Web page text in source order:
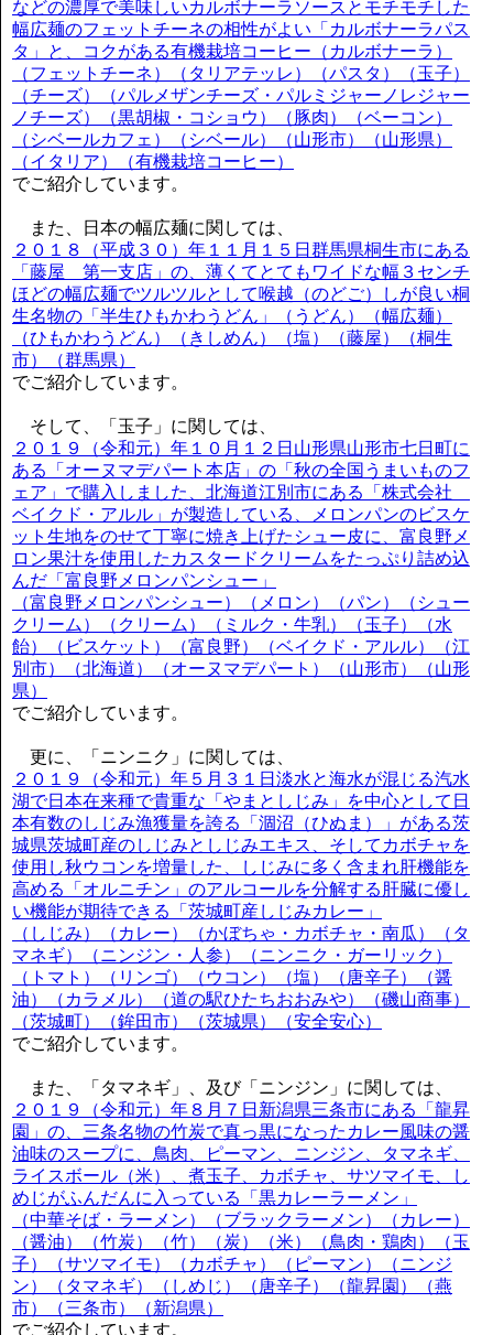
などの濃厚で美味しいカルボナーラソースとモチモチした
幅広麺のフェットチーネの相性がよい「カルボナーラパス
タ」と、コクがある有機栽培コーヒー（カルボナーラ）
（フェットチーネ）（タリアテッレ）（パスタ）（玉子）
（チーズ）（パルメザンチーズ・パルミジャーノレジャー
ノチーズ）（黒胡椒・コショウ）（豚肉）（ベーコン）
（シベールカフェ）（シベール）（山形市）（山形県）
（イタリア）（有機栽培コーヒー）
でご紹介しています。
また、日本の幅広麺に関しては、
２０１８（平成３０）年１１月１５日群馬県桐生市にある
「藤屋 第一支店」の、薄くてとてもワイドな幅３センチ
ほどの幅広麺でツルツルとして喉越（のどご）しが良い桐
生名物の「半生ひもかわうどん」（うどん）（幅広麺）
（ひもかわうどん）（きしめん）（塩）（藤屋）（桐生
市）（群馬県）
でご紹介しています。
そして、「玉子」に関しては、
２０１９（令和元）年１０月１２日山形県山形市七日町に
ある「オーヌマデパート本店」の「秋の全国うまいものフ
ェア」で購入しました、北海道江別市にある「株式会社
ベイクド・アルル」が製造している、メロンパンのビスケ
ット生地をのせて丁寧に焼き上げたシュー皮に、富良野メ
ロン果汁を使用したカスタードクリームをたっぷり詰め込
んだ「富良野メロンパンシュー」
（富良野メロンパンシュー）（メロン）（パン）（シュー
クリーム）（クリーム）（ミルク・牛乳）（玉子）（水
飴）（ビスケット）（富良野）（ベイクド・アルル）（江
別市）（北海道）（オーヌマデパート）（山形市）（山形
県）
でご紹介しています。
更に、「ニンニク」に関しては、
２０１９（令和元）年５月３１日淡水と海水が混じる汽水
湖で日本在来種で貴重な「やまとしじみ」を中心として日
本有数のしじみ漁獲量を誇る「涸沼（ひぬま）」がある茨
城県茨城町産のしじみとしじみエキス、そしてカボチャを
使用し秋ウコンを増量した、しじみに多く含まれ肝機能を
高める「オルニチン」のアルコールを分解する肝臓に優し
い機能が期待できる「茨城町産しじみカレー」
（しじみ）（カレー）（かぼちゃ・カボチャ・南瓜）（タ
マネギ）（ニンジン・人参）（ニンニク・ガーリック）
（トマト）（リンゴ）（ウコン）（塩）（唐辛子）（醤
油）（カラメル）（道の駅ひたちおおみや）（磯山商事）
（茨城町）（鉾田市）（茨城県）（安全安心）
でご紹介しています。
また、「タマネギ」、及び「ニンジン」に関しては、
２０１９（令和元）年８月７日新潟県三条市にある「龍昇
園」の、三条名物の竹炭で真っ黒になったカレー風味の醤
油味のスープに、鳥肉、ピーマン、ニンジン、タマネギ、
ライスボール（米）、煮玉子、カボチャ、サツマイモ、し
めじがふんだんに入っている「黒カレーラーメン」
（中華そば・ラーメン）（ブラックラーメン）（カレー）
（醤油）（竹炭）（竹）（炭）（米）（鳥肉・鶏肉）（玉
子）（サツマイモ）（カボチャ）（ピーマン）（ニンジ
ン）（タマネギ）（しめじ）（唐辛子）（龍昇園）（燕
市）（三条市）（新潟県）
でご紹介しています。